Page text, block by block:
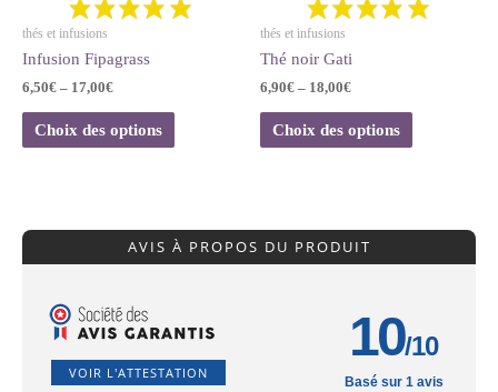
thés et infusions
Infusion Fipagrass
6,50€ – 17,00€
Choix des options
thés et infusions
Thé noir Gati
6,90€ – 18,00€
Choix des options
AVIS À PROPOS DU PRODUIT
VOIR L'ATTESTATION
10/10
Basé sur 1 avis